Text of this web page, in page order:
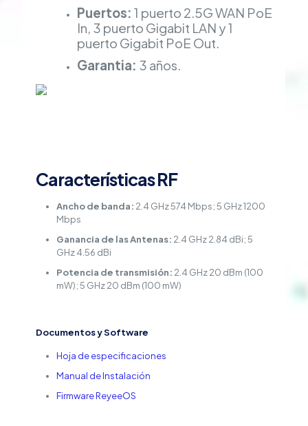
Puertos: 1 puerto 2.5G WAN PoE
In, 3 puerto Gigabit LAN y 1
puerto Gigabit PoE Out.
Garantia: 3 años.
Características RF
Ancho de banda: 2.4 GHz 574 Mbps; 5 GHz 1200
Mbps
Ganancia de las Antenas: 2.4 GHz 2.84 dBi; 5
GHz 4.56 dBi
Potencia de transmisión: 2.4 GHz 20 dBm (100
mW); 5 GHz 20 dBm (100 mW)
Documentos y Software
Hoja de especificaciones
Manual de Instalación
Firmware ReyeeOS